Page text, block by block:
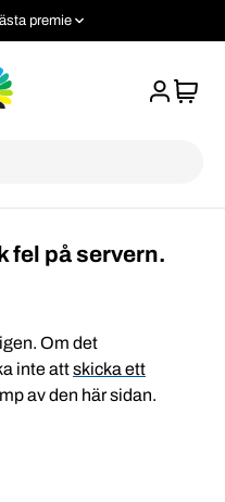
premie
fel på servern.
Om det
inte attskicka ett
av den här sidan.